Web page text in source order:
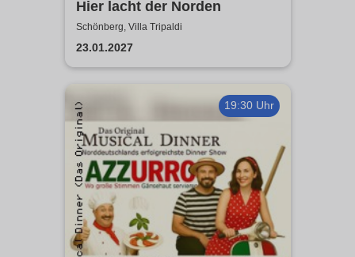
Hier lacht der Norden
Schönberg, Villa Tripaldi
23.01.2027
19:30 Uhr